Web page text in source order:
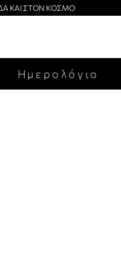
ΚΑΙ ΣΤΟΝ ΚΟΣΜΟ
Ημερολόγιο